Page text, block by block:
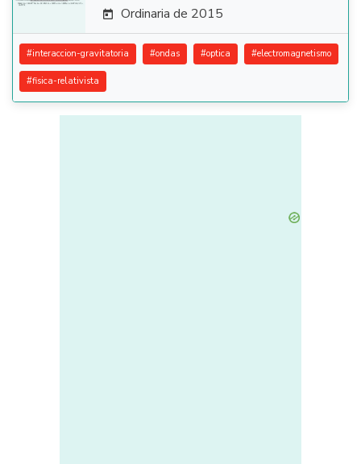
 Ordinaria de 2015
#interaccion-gravitatoria #ondas #optica #electromagnetismo
#fisica-relativista